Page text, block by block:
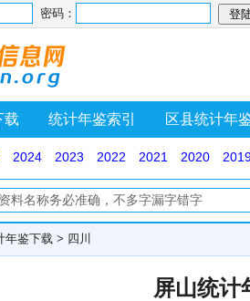
密码：
载 统计年鉴索引 区县统计年
2024 2023 2022 2021 2020
年鉴下载 > 四川
屏山统计